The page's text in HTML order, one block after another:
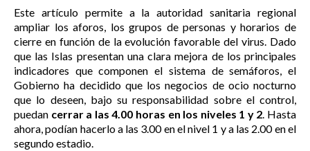
Este artículo permite a la autoridad sanitaria regional
ampliar los aforos, los grupos de personas y horarios de
cierre en función de la evolución favorable del virus. Dado
que las Islas presentan una clara mejora de los principales
indicadores que componen el sistema de semáforos, el
Gobierno ha decidido que los negocios de ocio nocturno
que lo deseen, bajo su responsabilidad sobre el control,
puedan cerrar a las 4.00 horas en los niveles 1 y 2. Hasta
ahora, podían hacerlo a las 3.00 en el nivel 1 y a las 2.00 en el
segundo estadio.